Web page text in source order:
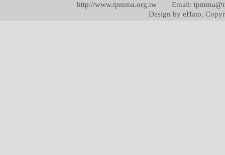
http://www.tpmma.org.twEmail:
Design by eHato,